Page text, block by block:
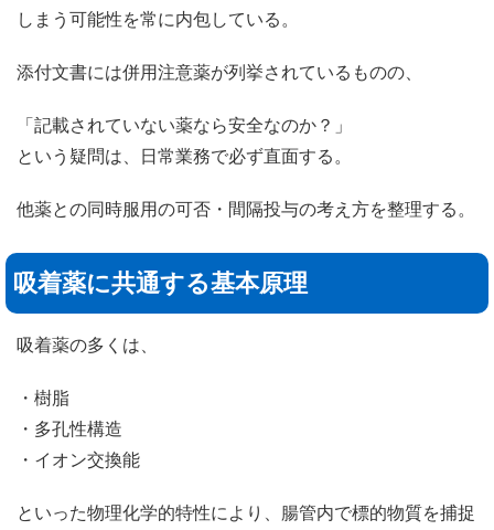
しまう可能性を常に内包している。
添付文書には併用注意薬が列挙されているものの、
「記載されていない薬なら安全なのか？」
という疑問は、日常業務で必ず直面する。
他薬との同時服用の可否・間隔投与の考え方を整理する。
吸着薬に共通する基本原理
吸着薬の多くは、
・樹脂
・多孔性構造
・イオン交換能
といった物理化学的特性により、腸管内で標的物質を捕捉